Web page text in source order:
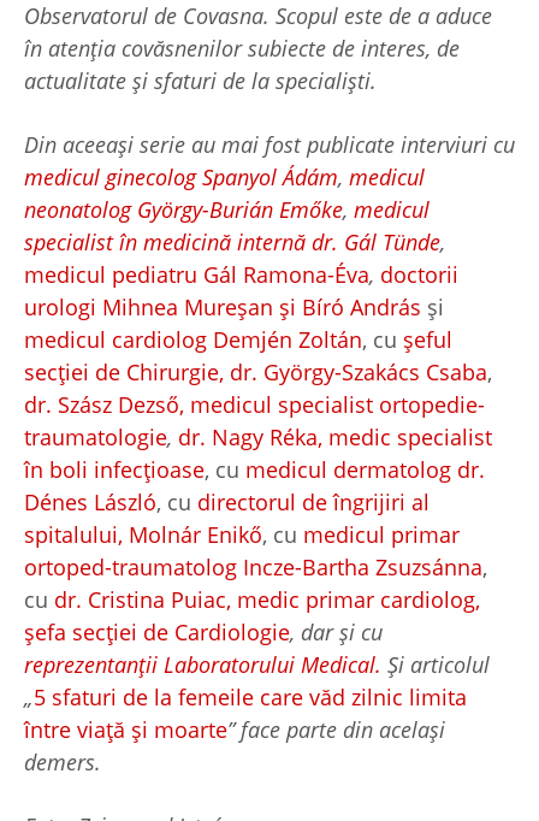
Observatorul de Covasna. Scopul este de a aduce
în atenția covăsnenilor subiecte de interes, de
actualitate și sfaturi de la specialiști.
Din aceeași serie au mai fost publicate interviuri cu
medicul ginecolog Spanyol Ádám, medicul
neonatolog György-Burián Emőke, medicul
specialist în medicină internă dr. Gál Tünde,
medicul pediatru Gál Ramona-Éva, doctorii
urologi Mihnea Mureșan și Bíró András și
medicul cardiolog Demjén Zoltán, cu șeful
secției de Chirurgie, dr. György-Szakács Csaba,
dr. Szász Dezső, medicul specialist ortopedie-
traumatologie, dr. Nagy Réka, medic specialist
în boli infecțioase, cu medicul dermatolog dr.
Dénes László, cu directorul de îngrijiri al
spitalului, Molnár Enikő, cu medicul primar
ortoped-traumatolog Incze-Bartha Zsuzsánna,
cu dr. Cristina Puiac, medic primar cardiolog,
șefa secției de Cardiologie, darși cu
reprezentanții Laboratorului Medical. Și articolul
„5 sfaturi de la femeile care văd zilnic limita
între viață și moarte” face parte din același
demers.